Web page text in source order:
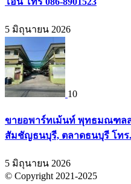
5 มิถุนายน 2026
10
ขายอพาร์ทเม้นท์ พุทธมณฑลส
สัมชัญธนบุรี, ตลาดธนบุรี โทร.
5 มิถุนายน 2026
© Copyright 2021-2025